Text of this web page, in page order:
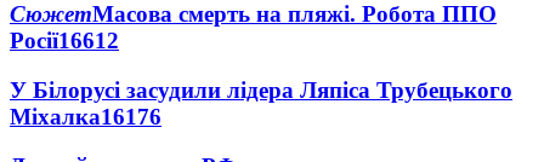
СюжетМасова смерть на пляжі. Робота ППО
Росії16612
У Білорусі засудили лідера Ляпіса Трубецького
Міхалка16176